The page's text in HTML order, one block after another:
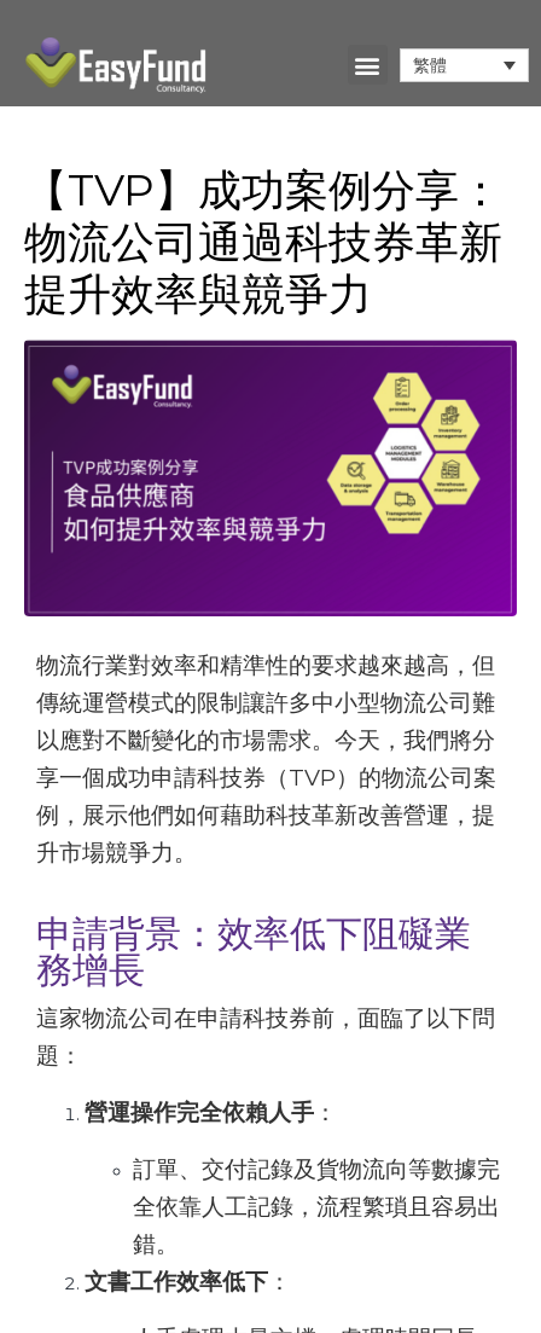
繁體
【TVP】成功案例分享：
物流公司通過科技券革新
提升效率與競爭力
物流行業對效率和精準性的要求越來越高，但
傳統運營模式的限制讓許多中小型物流公司難
以應對不斷變化的市場需求。今天，我們將分
享一個成功申請科技券（TVP）的物流公司案
例，展示他們如何藉助科技革新改善營運，提
升市場競爭力。
申請背景：效率低下阻礙業
務增長
這家物流公司在申請科技券前，面臨了以下問
題：
營運操作完全依賴人手 ：
訂單、交付記錄及貨物流向等數據完
全依靠人工記錄，流程繁瑣且容易出
錯。
文書工作效率低下 ：